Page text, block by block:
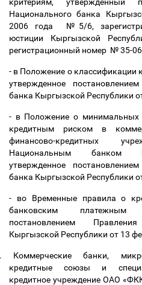
Национального банка
2006 года №5/6,
юстиции Кыргызской
регистрационный номер № 35-
- в Положение о классификации
утвержденное
банка Кыргызской Республики
- в Положение о минимальных
кредитным риском в
финансово-кредитных
Национальным банком
утвержденное
банка Кыргызской Республики
- во Временные правила о
банковским платежным
постановлением
Кыргызской Республики от 13
Коммерческие банки,
кредитные союзы и
кредитное учреждение ОАО